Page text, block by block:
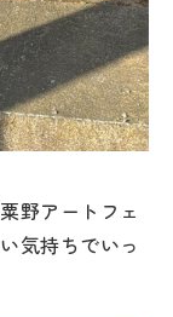
野アートフェ
気持ちでいっ